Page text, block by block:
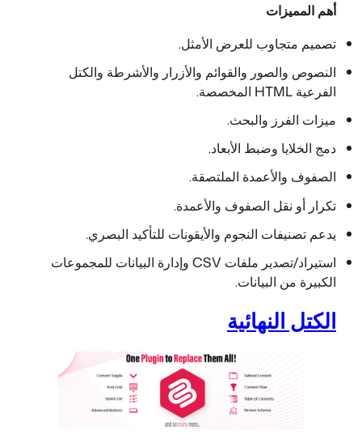
أهم المميزات
تصميم متجاوب للعرض الأمثل.
النصوص والصور والقوائم والأزرار والأشرطة والكتل
الفرعية HTML المخصصة.
ميزات الفرز والبحث.
دمج الخلايا وضبط الأبعاد.
الصفوف والأعمدة الملتصقة.
تكرار أو نقل الصفوف والأعمدة.
يدعم تصنيفات النجوم والأيقونات للتأكيد البصري.
استيراد/تصدير ملفات CSV وإدارة البيانات للمجموعات
الكبيرة من البيانات.
الكتل النهائية